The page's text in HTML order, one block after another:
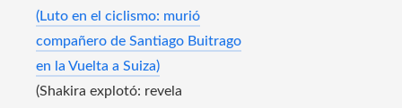
(Luto en el ciclismo: murió
compañero de Santiago Buitrago
en la Vuelta a Suiza)
(Shakira explotó: revela